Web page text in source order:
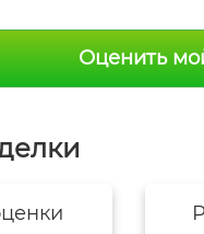
Оценить